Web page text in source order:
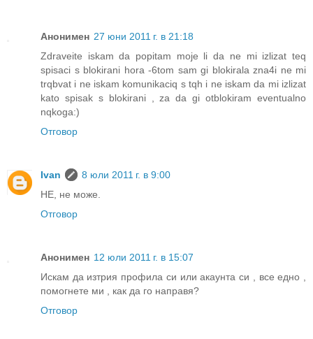
Анонимен 27 юни 2011 г. в 21:18
Zdraveite iskam da popitam moje li da ne mi izlizat teq
spisaci s blokirani hora -6tom sam gi blokirala zna4i ne mi
trqbvat i ne iskam komunikaciq s tqh i ne iskam da mi izlizat
kato spisak s blokirani , za da gi otblokiram eventualno
nqkoga:)
Отговор
Ivan
8 юли 2011 г. в 9:00
НЕ, не може.
Отговор
Анонимен 12 юли 2011 г. в 15:07
Искам да изтрия профила си или акаунта си , все едно ,
помогнете ми , как да го направя?
Отговор